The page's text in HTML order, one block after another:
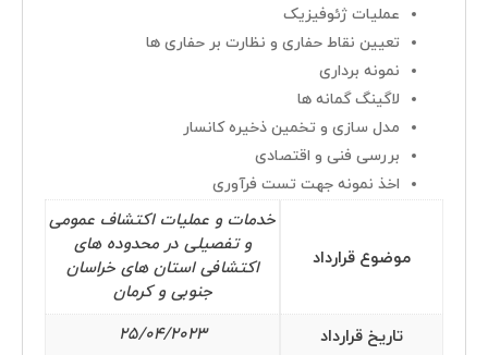
عملیات ژئوفیزیک
تعیین نقاط حفاری و نظارت بر حفاری ها
نمونه برداری
لاگینگ گمانه ها
مدل سازی و تخمین ذخیره کانسار
بررسی فنی و اقتصادی
اخذ نمونه جهت تست فرآوری
موضوع قرارداد
خدمات و عملیات اکتشاف عمومی
و تفصیلی در محدوده های
اکتشافی استان های خراسان
جنوبی و کرمان
تاریخ قرارداد 25/04/2023
دسترسی سریع
تماس با ما
مسیریابی
اطلاعات تماس
تهران-خیابان شیخ بهایی جنوبی-پایین تر از بزرگراه حکیم-بلوار آزادگان-
تلفن :8 – 88352570